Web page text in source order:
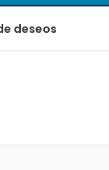
deseos